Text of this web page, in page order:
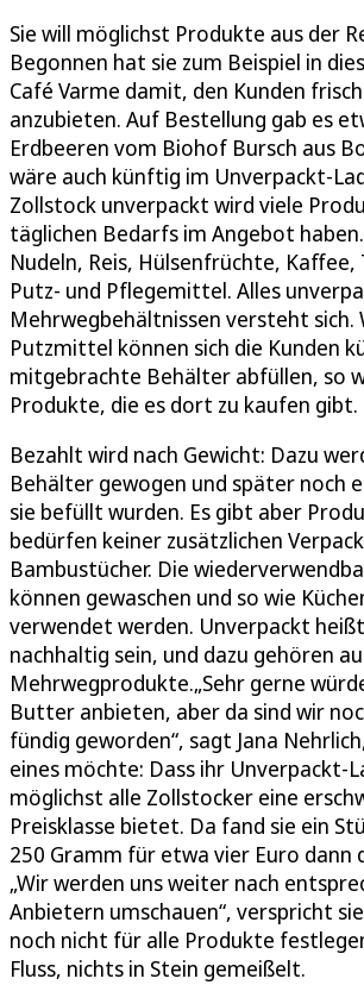
Sie will möglichst Produkte aus der
Begonnen hat sie zum Beispiel in
Café Varme damit, den Kunden
anzubieten. Auf Bestellung gab es
Erdbeeren vom Biohof Bursch aus
wäre auch künftig im Unverpackt-
Zollstock unverpackt wird viele
täglichen Bedarfs im Angebot
Nudeln, Reis, Hülsenfrüchte, Kaffee,
Putz- und Pflegemittel. Alles
Mehrwegbehältnissen versteht sich.
Putzmittel können sich die Kunden
mitgebrachte Behälter abfüllen, so
Produkte, die es dort zu kaufen gibt.
Bezahlt wird nach Gewicht: Dazu
Behälter gewogen und später noch
sie befüllt wurden. Es gibt aber
bedürfen keiner zusätzlichen
Bambustücher. Die
können gewaschen und so wie
verwendet werden. Unverpackt
nachhaltig sein, und dazu gehören
Mehrwegprodukte.„Sehr gerne
Butter anbieten, aber da sind wir
fündig geworden“, sagt Jana
eines möchte: Dass ihr Unverpackt-
möglichst alle Zollstocker eine
Preisklasse bietet. Da fand sie ein
250 Gramm für etwa vier Euro dann
„Wir werden uns weiter nach
Anbietern umschauen“, verspricht
noch nicht für alle Produkte
Fluss, nichts in Stein gemeißelt.